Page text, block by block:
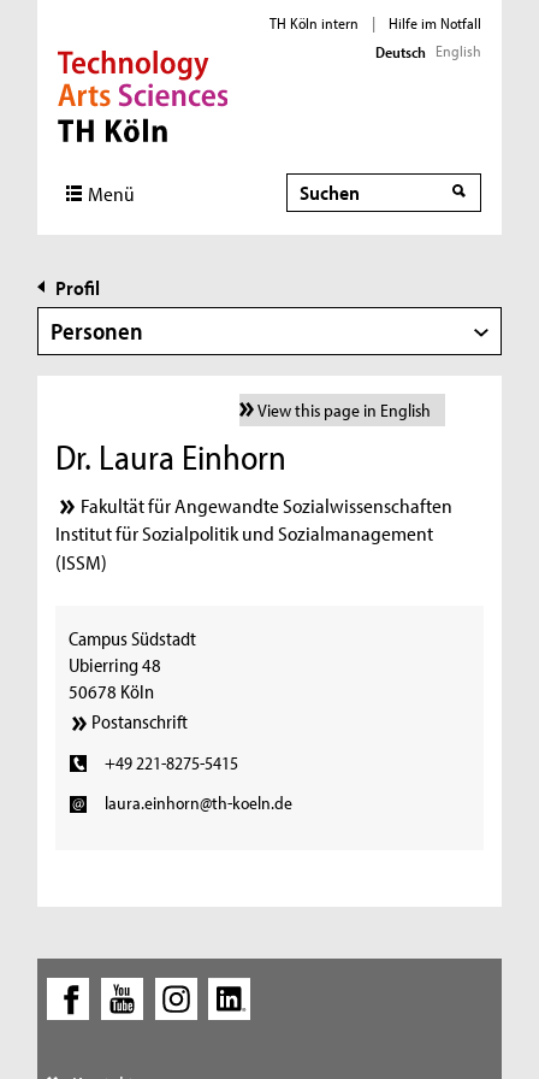
Direkt zur Hauptnavigation
Direkt zur Subnavigation
Direkt zum Inhalt
Direkt zum Fußbereich
TH Köln intern |
Hilfe im Notfall
Deutsch English
Menü Suche
Profil
Personen
View this page in English
Dr. Laura Einhorn
Fakultät für Angewandte Sozialwissenschaften
Institut für Sozialpolitik und Sozialmanagement
(ISSM)
Campus Südstadt
Ubierring 48
50678 Köln
Postanschrift
+49 221-8275-5415
laura.einhorn@th-koeln.de